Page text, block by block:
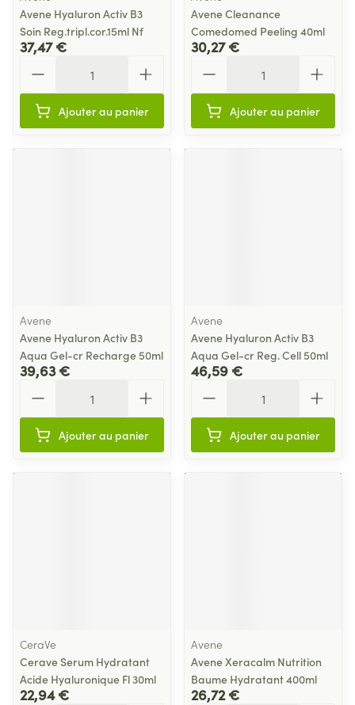
Avene Hyaluron Activ B3
Soin Reg.tripl.cor.15ml Nf
37,47 €
Ajouter au panier
Avene Cleanance
Comedomed Peeling 40ml
30,27 €
Ajouter au panier
Avene
Avene Hyaluron Activ B3
Aqua Gel-cr Recharge 50ml
39,63 €
Ajouter au panier
Avene
Avene Hyaluron Activ B3
Aqua Gel-cr Reg. Cell 50ml
46,59 €
Ajouter au panier
CeraVe
Cerave Serum Hydratant
Acide Hyaluronique Fl 30ml
22,94 €
Avene
Avene Xeracalm Nutrition
Baume Hydratant 400ml
26,72 €